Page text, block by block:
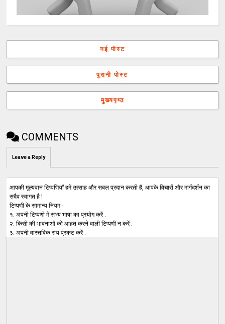
नई पोस्ट
पुरानी पोस्ट
मुख्यपृष्ठ
COMMENTS
Leave a Reply
आपकी मूल्यवान टिप्पणियाँ हमें उत्साह और सबल प्रदान करती हैं, आपके विचारों और मार्गदर्शन का
सदैव स्वागत है !
टिप्पणी के सामान्य नियम -
१. अपनी टिप्पणी में सभ्य भाषा का प्रयोग करें .
२. किसी की भावनाओं को आहत करने वाली टिप्पणी न करें .
३. अपनी वास्तविक राय प्रकट करें .